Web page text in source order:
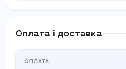
кількість
Оплата і доставка
ОПЛАТА